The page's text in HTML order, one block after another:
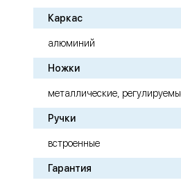
Каркас
алюминий
Ножки
металлические,
Ручки
встроенные
Гарантия